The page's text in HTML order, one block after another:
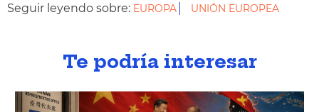
Seguir leyendo sobre: EUROPA UNIÓN EUROPEA
Te podría interesar